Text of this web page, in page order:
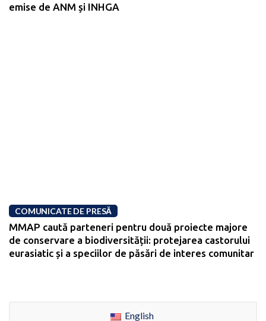
emise de ANM și INHGA
COMUNICATE DE PRESĂ
MMAP caută parteneri pentru două proiecte majore
de conservare a biodiversității: protejarea castorului
eurasiatic și a speciilor de păsări de interes comunitar
English